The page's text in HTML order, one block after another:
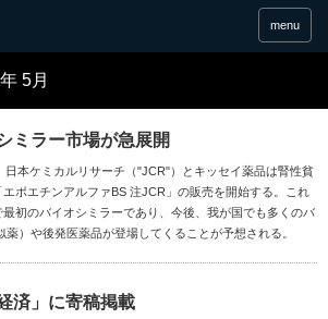
menu
5月
ミラー市場が急展開
日本ケミカルリサーチ（"JCR"）とキッセイ薬品は腎性貧
エポエチンアルファBS 注JCR」の販売を開始する。これ
最初のバイオシミラーであり、今後、我が国でも多くのバ
）や後発医薬品が登場してくることが予想される。
済」に寄稿掲載